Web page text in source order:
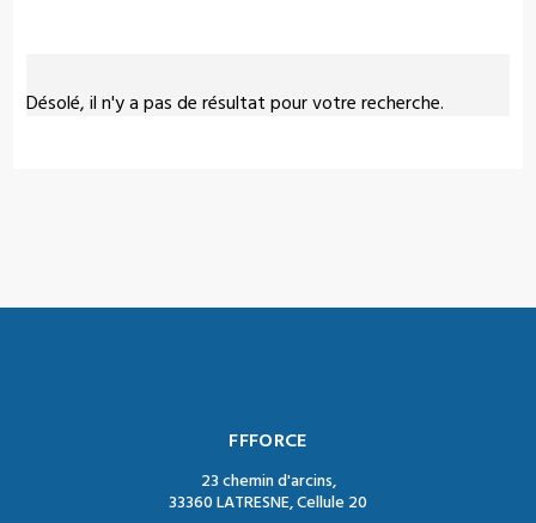
Désolé, il n'y a pas de résultat pour votre recherche.
FFFORCE
23 chemin d'arcins,
33360 LATRESNE, Cellule 20